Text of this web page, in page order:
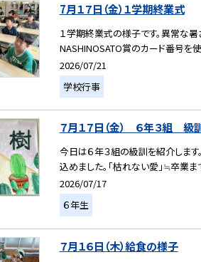
7月１７日（金）１学期終業式
１学期終業式の様子です。異常な
NASHINOSATO賞のカード番号を
2026/07/21
学校行事
７月１７日（金） ６年３組 級
今日は６年３組の級訓を紹介します
込めました。「枯れない愛」≒卒業
2026/07/17
６年生
７月１６日（木）給食の様子